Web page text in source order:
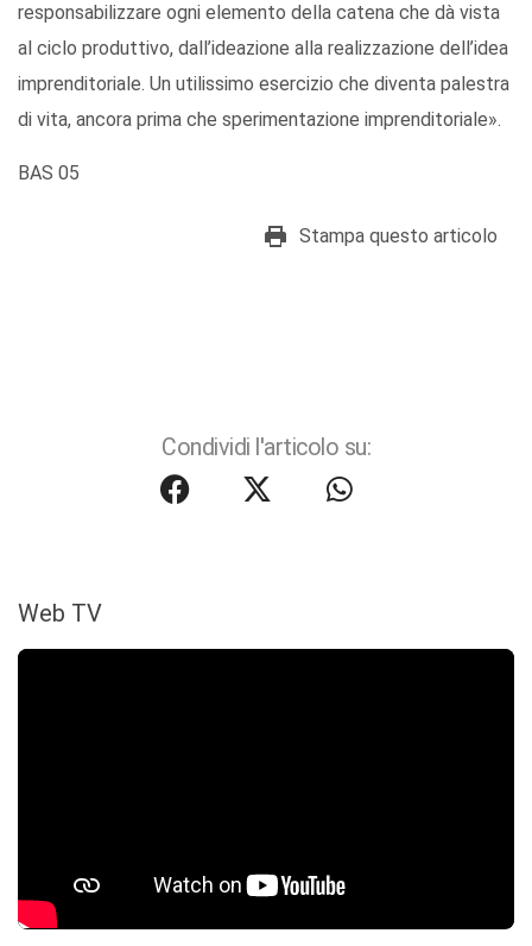
responsabilizzare ogni elemento della catena che dà vista
al ciclo produttivo, dall’ideazione alla realizzazione dell’idea
imprenditoriale. Un utilissimo esercizio che diventa palestra
di vita, ancora prima che sperimentazione imprenditoriale».
BAS 05
Stampa questo articolo
Condividi l'articolo su:
Web TV